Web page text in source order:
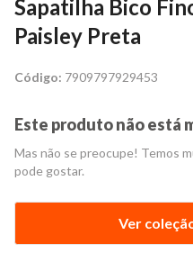
Sapatilha Bico
Paisley Preta
Código: 7909797929453
Este produto não está
Mas não se preocupe! Temos
pode gostar.
Ver